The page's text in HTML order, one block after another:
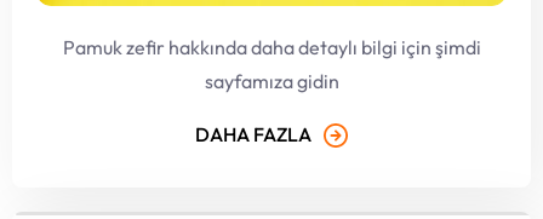
Pamuk zefir hakkında daha detaylı bilgi için şimdi
sayfamıza gidin
DAHA FAZLA